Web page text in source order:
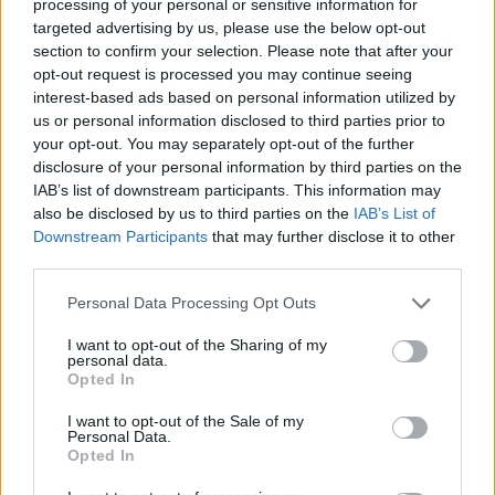
processing of your personal or sensitive information for
targeted advertising by us, please use the below opt-out
section to confirm your selection. Please note that after your
opt-out request is processed you may continue seeing
interest-based ads based on personal information utilized by
us or personal information disclosed to third parties prior to
your opt-out. You may separately opt-out of the further
disclosure of your personal information by third parties on the
IAB’s list of downstream participants. This information may
also be disclosed by us to third parties on the IAB’s List of
Downstream Participants that may further disclose it to other
Personal Data Processing Opt Outs
I want to opt-out of the Sharing of my
personal data.
Opted In
I want to opt-out of the Sale of my
Personal Data.
Opted In
Amsterdamse aanhang is niet overtuigd: 'Ronduit
slecht!'
Ajax in EA FC 25: alle ratings op een rijtje
Ajax Feyenoord PSV
Ajax richt pijlen op Marokkaanse WK-sensatie
Azzedine Ounahi
Steven Berghuis zorgt voor ophef na harde
tackle in oefenduel van Ajax
Dit houdt de transfer van Marc-André ter Stegen
De terugkeer van Daley Blind past in een groter
Kritiek op Engels van Míchel genuanceerd: ‘Ajax-